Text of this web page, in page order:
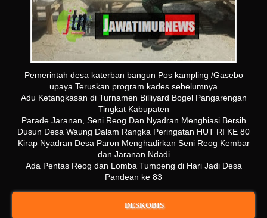
Pemerintah desa katerban bangun Pos kampling /Gasebo
upaya Teruskan program kades sebelumnya
Adu Ketangkasan di Turnamen Billiyard Bogel Pangarengan
Tingkat Kabupaten
Parade Jaranan, Seni Reog Dan Nyadran Menghiasi Bersih
Dusun Desa Waung Dalam Rangka Peringatan HUT RI KE 80
Kirap Nyadran Desa Paron Menghadirkan Seni Reog Kembar
dan Jaranan Ndadi
Ada Pentas Reog dan Lomba Tumpeng di Hari Jadi Desa
Pandean ke 83
DESKOBIS